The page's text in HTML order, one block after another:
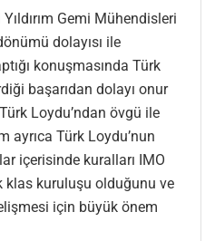
Gemi Mühendisleri
dolayısı ile
konuşmasında Türk
başarıdan dolayı onur
Loydu’ndan övgü ile
ayrıca Türk Loydu’nun
içerisinde kuralları IMO
klas kuruluşu olduğunu ve
için büyük önem